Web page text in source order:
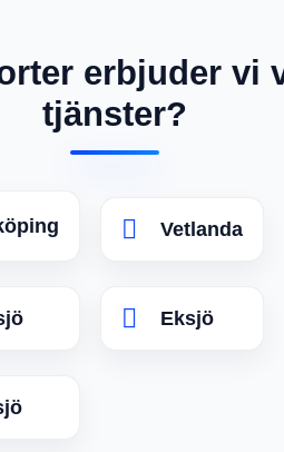
erbjuder vi
tjänster?
Vetlanda
Eksjö